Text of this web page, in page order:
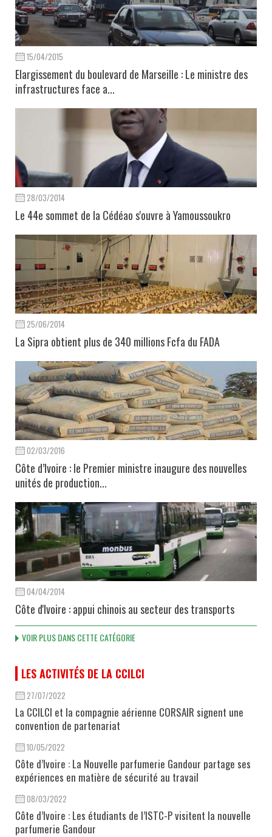
15/04/2015
Elargissement du boulevard de Marseille : Le ministre des
infrastructures face a...
28/03/2014
Le 44e sommet de la Cédéao s'ouvre à Yamoussoukro
25/06/2014
La Sipra obtient plus de 340 millions Fcfa du FADA
02/03/2016
Côte d’Ivoire : le Premier ministre inaugure des nouvelles
unités de production...
04/04/2014
Côte d'Ivoire : appui chinois au secteur des transports
VOIR PLUS DANS CETTE CATÉGORIE
LES ACTIVITÉS DE LA CCILCI
27/07/2022
La CCILCI et la compagnie aérienne CORSAIR signent une
convention de partenariat
10/05/2022
Côte d’Ivoire : La Nouvelle parfumerie Gandour partage ses
expériences en matière de sécurité au travail
08/03/2022
Côte d’Ivoire : Les étudiants de l’ISTC-P visitent la nouvelle
parfumerie Gandour